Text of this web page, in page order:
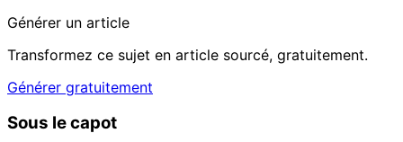
Générer un article
Transformez ce sujet en article sourcé, gratuitement.
Générer gratuitement
Sous le capot